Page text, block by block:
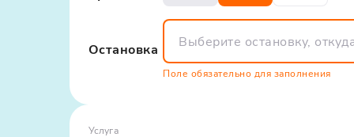
Что посмотреть в Хосте? Куда сходить в
если вы думаете, что посмотреть в Хосте
скрытые от глаз туристические тропы и
Остановка
Поле обязательно для заполнения
Услуга